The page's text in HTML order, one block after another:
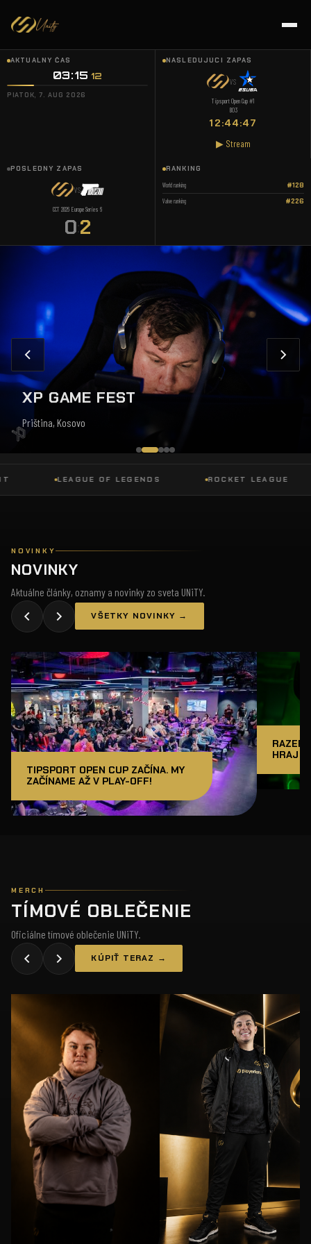
AKTUÁLNY ČAS
03:15 13
PIATOK, 7. AUG 2026
NASLEDUJÚCI ZÁPAS
VS
Tipsport Open Cup #1
BO3
12:44:46
▶ Stream
POSLEDNÝ ZÁPAS
VS
CCT 2026 Europe Series 6
0:2
RANKING
World ranking #128
Valve ranking #226
XP GAME FEST
Priština, Kosovo
LEAGUE OF LEGENDS ROCKET LEAGUE
NOVINKY
NOVINKY
Aktuálne články, oznamy a novinky zo sveta UNiTY.
VŠETKY NOVINKY →
TIPSPORT OPEN CUP ZAČÍNA. MY
ZAČÍNAME AŽ V PLAY-OFF!
RAZER
HRAJ
MERCH
TÍMOVÉ OBLEČENIE
Oficiálne tímové oblečenie UNiTY.
KÚPIŤ TERAZ →